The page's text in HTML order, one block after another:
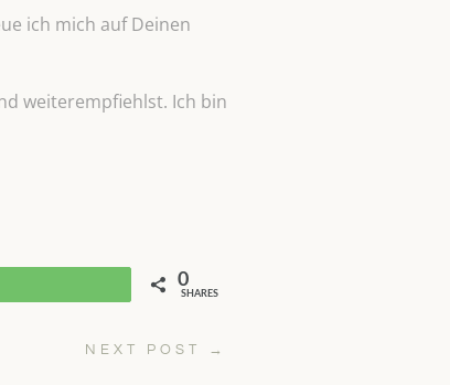
ich mich auf Deinen
weiterempfiehlst. Ich bin
0
SHARES
NEXT POST →